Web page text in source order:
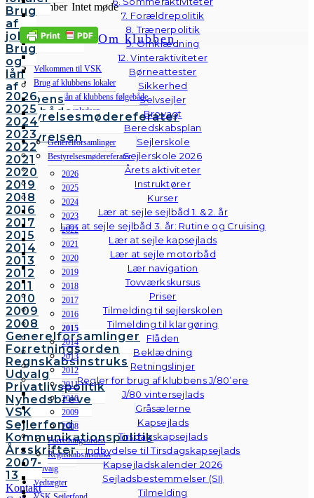
7. Forældrepolitik
8. Trænerpolitik
9. Omklædning
12. Vinteraktiviteter
Børneattester
Sikkerhed
Selvsejler
Brovagt
Beredskabsplan
Sejlerskole
Sejlerskole 2026
Årets aktiviteter
Instruktører
Kurser
Lær at sejle sejlbåd 1. & 2. år
Lær at sejle sejlbåd 3. år: Rutine og Cruising
Lær at sejle kapsejlads
Lær at sejle motorbåd
Lær navigation
Tovværkskursus
Priser
Tilmelding til sejlerskolen
Tilmelding til klargøring
Flåden
Beklædning
Retningslinjer
Regler for brug af klubbens J/80’ere
J/80 vintersejlads
Gråsælerne
Kapsejlads
Tirsdagskapsejlads
Indbydelse til Tirsdagskapsejlads
Kapsejladskalender 2026
Sejladsbestemmelser (SI)
Tilmelding
Brug
af
jollepladsen
Brug
og
lån
af
klubbens
følgebåde
Vedtægter
Bestyrelsen
Bestyrelsesmødereferater
2026
2025
2024
2023
2022
2021
2020
2019
2018
2016
2017
2015
2014
2013
2012
2011
2010
2009
2008
Generelforsamlinger
Forretningsorden
Regnskabsinstruks
Udvalg
Privatlivspolitik
Nyhedsbreve
VSK
Sejlerfond
Kommunikationspolitik
Årsskrifter
2007-
13
Kontakt
December Intet møde
Om klubben
Velkommen til VSK
Brug af klubbens lokaler
Brug og lån af klubbens følgebåde
Brug af jollepladsen
Bestyrelsen
Generelforsamlinger
Bestyrelsesmødereferater
2026
2025
2024
2023
2022
2021
2020
2019
2018
2017
2016
2015
2014
2013
2012
2011
2010
2009
2008
Forretningsorden
Regnskabsinstruks
Udvalg
Vedtægter